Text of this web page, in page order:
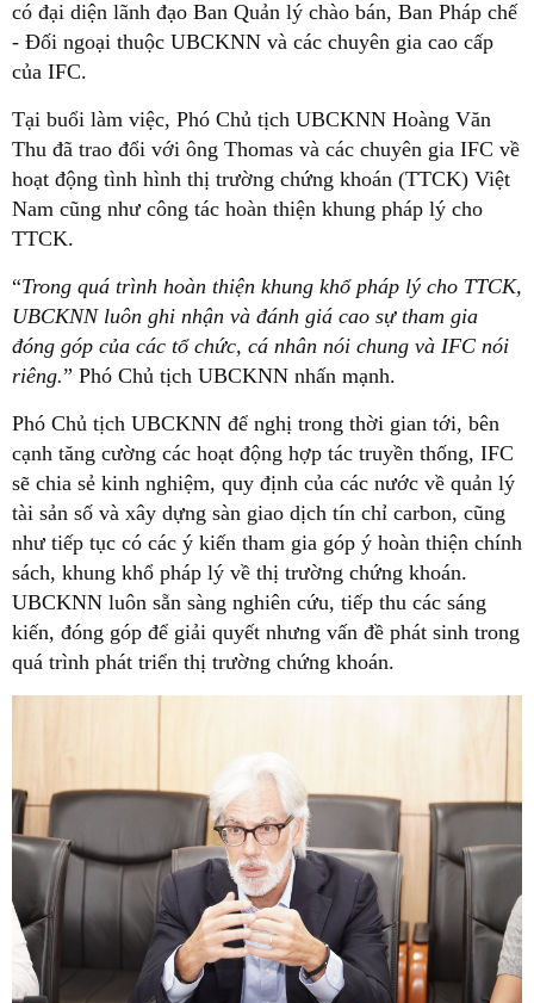
có đại diện lãnh đạo Ban Quản lý chào bán, Ban Pháp chế
- Đối ngoại thuộc UBCKNN và các chuyên gia cao cấp
của IFC.
Tại buổi làm việc, Phó Chủ tịch UBCKNN Hoàng Văn
Thu đã trao đổi với ông Thomas và các chuyên gia IFC về
hoạt động tình hình thị trường chứng khoán (TTCK) Việt
Nam cũng như công tác hoàn thiện khung pháp lý cho
TTCK.
“Trong quá trình hoàn thiện khung khổ pháp lý cho TTCK,
UBCKNN luôn ghi nhận và đánh giá cao sự tham gia
đóng góp của các tổ chức, cá nhân nói chung và IFC nói
riêng.” Phó Chủ tịch UBCKNN nhấn mạnh.
Phó Chủ tịch UBCKNN để nghị trong thời gian tới, bên
cạnh tăng cường các hoạt động hợp tác truyền thống, IFC
sẽ chia sẻ kinh nghiệm, quy định của các nước về quản lý
tài sản số và xây dựng sàn giao dịch tín chỉ carbon, cũng
như tiếp tục có các ý kiến tham gia góp ý hoàn thiện chính
sách, khung khổ pháp lý về thị trường chứng khoán.
UBCKNN luôn sẵn sàng nghiên cứu, tiếp thu các sáng
kiến, đóng góp để giải quyết nhưng vấn đề phát sinh trong
quá trình phát triển thị trường chứng khoán.